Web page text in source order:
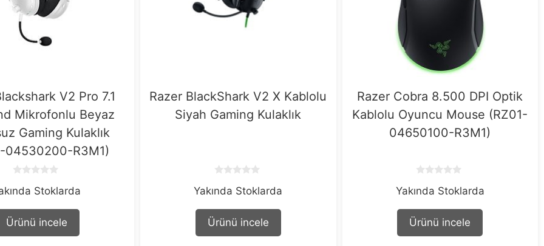
V2 Pro 7.1
Mikrofonlu Beyaz
Gaming Kulaklık
04530200-R3M1)
o
t
o
f
Stoklarda
Ürünü incele
Razer BlackShark V2 X Kablolu
Siyah Gaming Kulaklık
o
t
f
Yakında Stoklarda
Ürünü incele
Razer Cobra 8.500 DPI Optik
Kablolu Oyuncu Mouse (RZ01-
04650100-R3M1)
o
t
f
Yakında Stoklarda
Ürünü incele